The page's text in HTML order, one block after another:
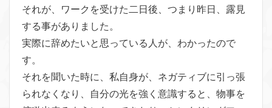
それが、ワークを受けた二日後、つまり昨日、露見
する事がありました。
実際に辞めたいと思っている人が、わかったので
す。
それを聞いた時に、私自身が、ネガティブに引っ張
られなくなり、自分の光を強く意識すると、物事を